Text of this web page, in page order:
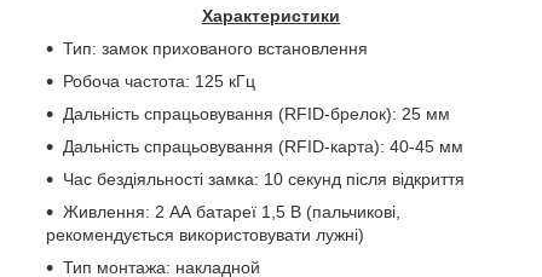
Характеристики
Тип: замок прихованого встановлення
Робоча частота: 125 кГц
Дальність спрацьовування (RFID-брелок): 25 мм
Дальність спрацьовування (RFID-карта): 40-45 мм
Час бездіяльності замка: 10 секунд після відкриття
Живлення: 2 АА батареї 1,5 В (пальчикові,
рекомендується використовувати лужні)
Тип монтажа: накладной